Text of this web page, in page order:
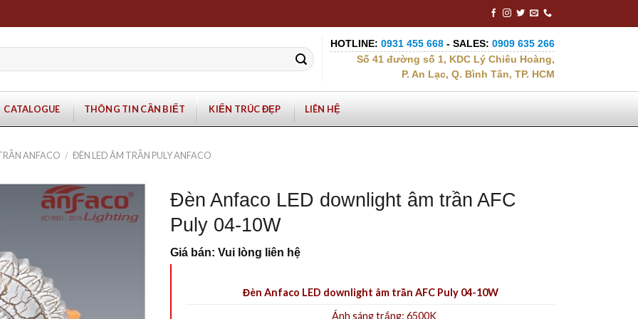
HOTLINE: 0931 455 668 - SALES: 0909 635 266
Số 41 đường số 1, KDC Lý Chiêu Hoàng,
P. An Lạc, Q. Bình Tân, TP. HCM
CATALOGUE THÔNG TIN CẦN BIẾT KIẾN TRÚC ĐẸP LIÊN HỆ
ANFACO / ĐÈN LED ÂM TRẦN PULY ANFACO
Đèn Anfaco LED downlight âm trần AFC
Puly 04-10W
Giá bán: Vui lòng liên hệ
Đèn Anfaco LED downlight âm trần AFC Puly 04-10W
Ánh sáng trắng: 6500K